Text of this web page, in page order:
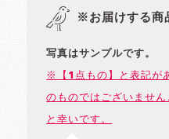
※お届けする商
写真はサンプルです。
※【1点もの】と表記が
のものではございませ
と幸いです。